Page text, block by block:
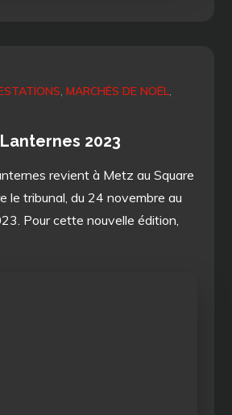
MARCHÉS DE NOËL
2023
revient à Metz au Square
le tribunal, du 24 novembre au
Pour cette nouvelle édition,